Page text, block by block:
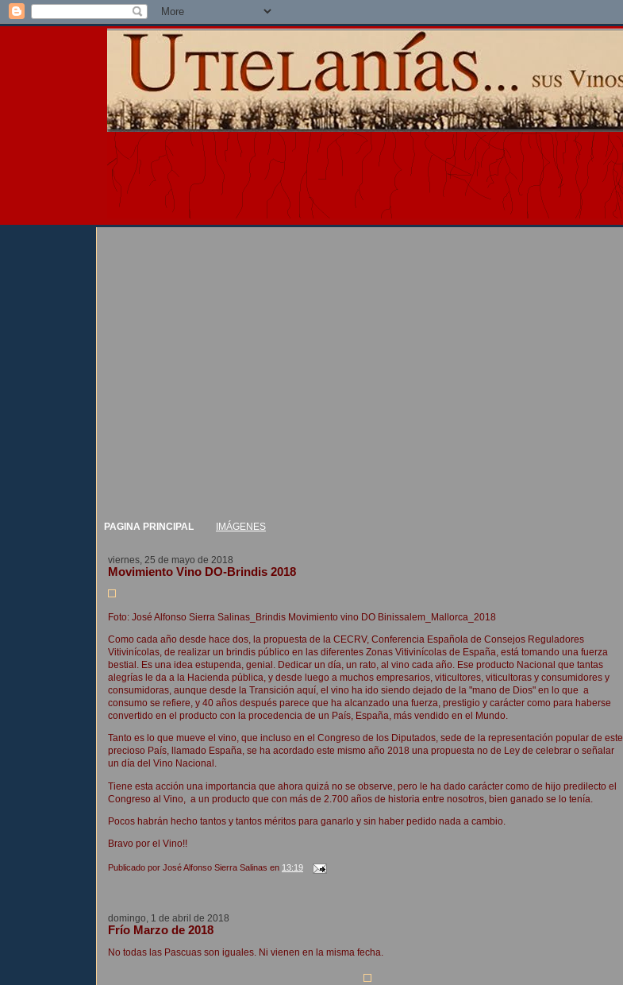
PAGINA PRINCIPAL IMÁGENES
viernes, 25 de mayo de 2018
Movimiento Vino DO-Brindis 2018
Foto: José Alfonso Sierra Salinas_Brindis Movimiento vino DO Binissalem_Mallorca_2018
Como cada año desde hace dos, la propuesta de la CECRV, Conferencia Española de Consejos Reguladores
Vitivinícolas, de realizar un brindis público en las diferentes Zonas Vitivinícolas de España, está tomando una fuerza
bestial. Es una idea estupenda, genial. Dedicar un día, un rato, al vino cada año. Ese producto Nacional que tantas
alegrías le da a la Hacienda pública, y desde luego a muchos empresarios, viticultores, viticultoras y consumidores y
consumidoras, aunque desde la Transición aquí, el vino ha ido siendo dejado de la "mano de Dios" en lo que a
consumo se refiere, y 40 años después parece que ha alcanzado una fuerza, prestigio y carácter como para haberse
convertido en el producto con la procedencia de un País, España, más vendido en el Mundo.
Tanto es lo que mueve el vino, que incluso en el Congreso de los Diputados, sede de la representación popular de este
precioso País, llamado España, se ha acordado este mismo año 2018 una propuesta no de Ley de celebrar o señalar
un día del Vino Nacional.
Tiene esta acción una importancia que ahora quizá no se observe, pero le ha dado carácter como de hijo predilecto el
Congreso al Vino, a un producto que con más de 2.700 años de historia entre nosotros, bien ganado se lo tenía.
Pocos habrán hecho tantos y tantos méritos para ganarlo y sin haber pedido nada a cambio.
Bravo por el Vino!!
Publicado por José Alfonso Sierra Salinas en 13:19
domingo, 1 de abril de 2018
Frío Marzo de 2018
No todas las Pascuas son iguales. Ni vienen en la misma fecha.